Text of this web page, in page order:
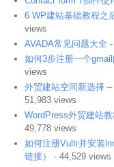
6 WP建站基础教程之
views
AVADA常见问题大全-
如何3步注册一个gmail
views
外贸建站空间新选择 –
51,983 views
WordPress外贸建站
49,778 views
如何注册Vultr并安装
链接）
- 44,529 views